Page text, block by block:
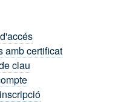
amb certificat
clau